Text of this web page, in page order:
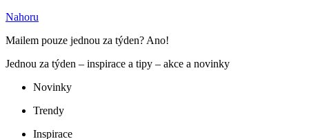
Nahoru
Mailem pouze jednou za týden? Ano!
Jednou za týden – inspirace a tipy – akce a novinky
Novinky
Trendy
Inspirace